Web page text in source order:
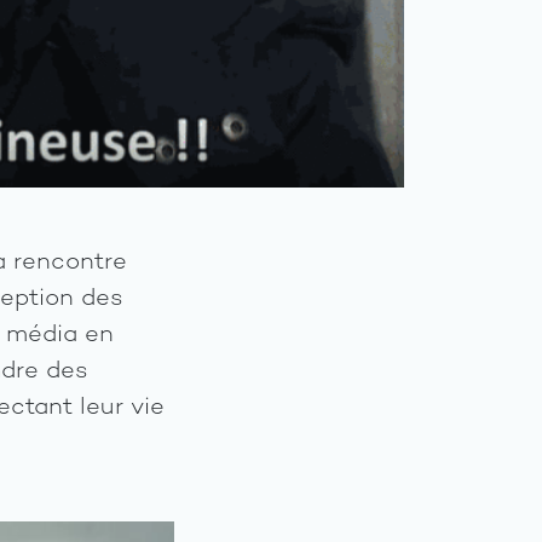
rencontre
des
en
des
leur vie